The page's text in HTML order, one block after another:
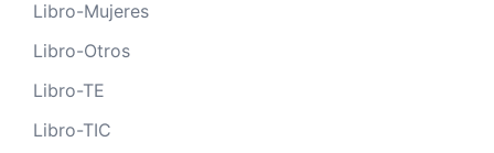
Libro-Mujeres
Libro-Otros
Libro-TE
Libro-TIC